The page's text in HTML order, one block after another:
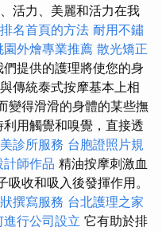
活力、美麗和活力在我
名首頁的方法 耐用不鏽
園外燴專業推薦 散光矯正
們提供的護理將使您的身
傳統泰式按摩基本上相
變得滑滑的身體的某些撫
利用觸覺和嗅覺，直接透
診所服務 台胞證照片規
師作品 精油按摩刺激血
收和吸入後發揮作用。
撰寫服務 台北護理之家
進行公司設立 它有助於排